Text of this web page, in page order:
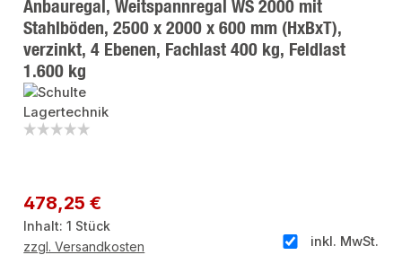
Anbauregal, Weitspannregal WS 2000 mit
Stahlböden, 2500 x 2000 x 600 mm (HxBxT),
verzinkt, 4 Ebenen, Fachlast 400 kg, Feldlast
1.600 kg
Regulärer Preis:
478,25 €
Inhalt:1 Stück
inkl. MwSt.
zzgl. Versandkosten